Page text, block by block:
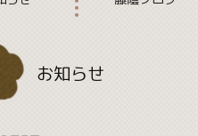
お知らせ